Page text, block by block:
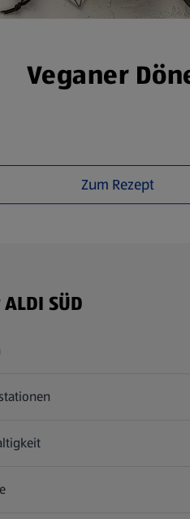
Veganer
Zum Rezept
SÜD